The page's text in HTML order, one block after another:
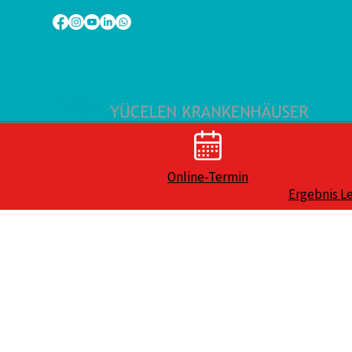
Online-Termin
Ergebnis